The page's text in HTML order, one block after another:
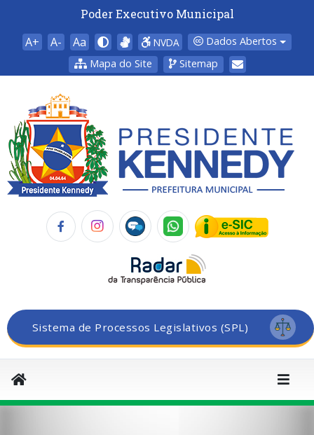
Poder Executivo Municipal
A+ A- Aa NVDA
Dados Abertos
Mapa do Site
Sitemap
Sistema de Processos Legislativos (SPL)